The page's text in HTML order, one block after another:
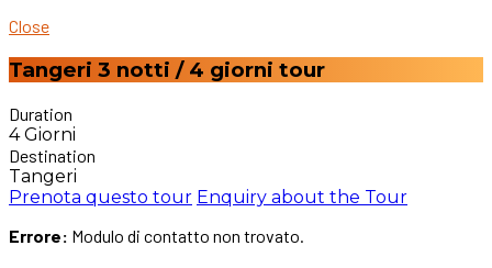
Close
Tangeri 3 notti / 4 giorni tour
Duration
4 Giorni
Destination
Tangeri
Prenota questo tour Enquiry about the Tour
Errore: Modulo di contatto non trovato.